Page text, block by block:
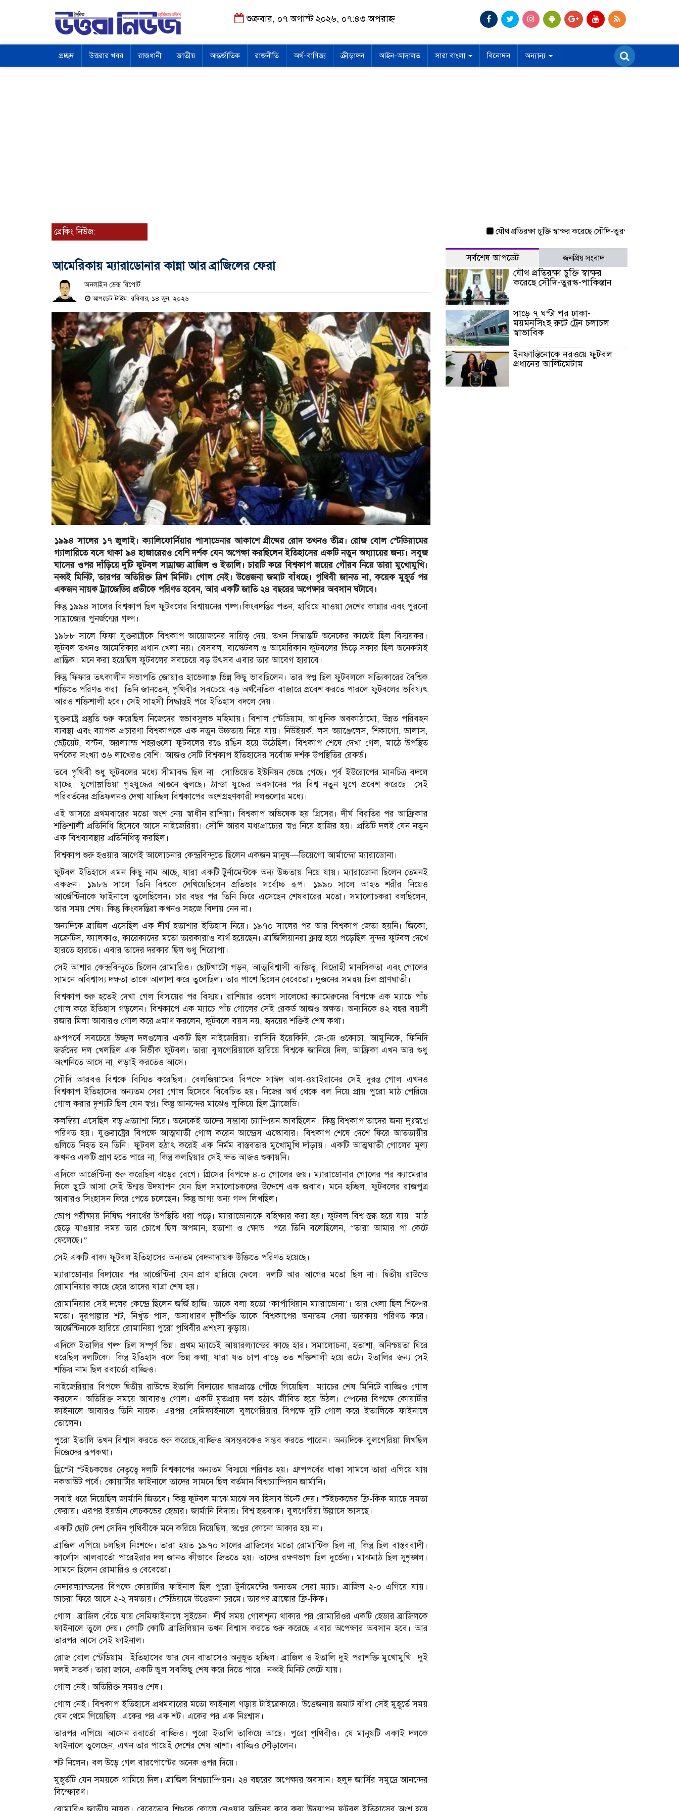
শুক্রবার, ০৭ অগাস্ট ২০২৬, ০৭:৪৩ অপরাহ্ন
প্রচ্ছদ উত্তরার খবর রাজধানী জাতীয় আন্তর্জাতিক রাজনীতি অর্থ-বাণিজ্য ক্রীড়াঙ্গন আইন-আদালত সারা বাংলা বিনোদন অন্যান্য
ব্রেকিং নিউজ: যৌথ প্রতিরক্ষা চুক্তি স্বাক্ষর করেছে সৌদি-তুরস্ক-পাকিস্তান
আমেরিকায় ম‍্যারাডোনার কান্না আর ব্রাজিলের ফেরা
অনলাইন ডেক্স রিপোর্ট
আপডেট টাইম: রবিবার, ১৪ জুন, ২০২৬
১৯৯৪ সালের ১৭ জুলাই। ক্যালিফোর্নিয়ার পাসাডেনার আকাশে গ্রীষ্মের রোদ তখনও তীব্র। রোজ বোল স্টেডিয়ামের
গ্যালারিতে বসে থাকা ৯৪ হাজারেরও বেশি দর্শক যেন অপেক্ষা করছিলেন ইতিহাসের একটি নতুন অধ্যায়ের জন্য। সবুজ
ঘাসের ওপর দাঁড়িয়ে দুটি ফুটবল সাম্রাজ্য ব্রাজিল ও ইতালি। চারটি করে বিশ্বকাপ জয়ের গৌরব নিয়ে তারা মুখোমুখি।
নব্বই মিনিট, তারপর অতিরিক্ত ত্রিশ মিনিট। গোল নেই। উত্তেজনা জমাট বাঁধছে। পৃথিবী জানত না, কয়েক মুহূর্ত পর
একজন নায়ক ট্র্যাজেডির প্রতীকে পরিণত হবেন, আর একটি জাতি ২৪ বছরের অপেক্ষার অবসান ঘটাবে।
কিন্তু ১৯৯৪ সালের বিশ্বকাপ ছিল ফুটবলের বিশ্বায়নের গল্প।কিংবদন্তির পতন, হারিয়ে যাওয়া দেশের কান্নার এবং পুরনো
সাম্রাজ্যের পুনর্জন্মের গল্প।
১৯৮৮ সালে ফিফা যুক্তরাষ্ট্রকে বিশ্বকাপ আয়োজনের দায়িত্ব দেয়, তখন সিদ্ধান্তটি অনেকের কাছেই ছিল বিস্ময়কর।
ফুটবল তখনও আমেরিকার প্রধান খেলা নয়। বেসবল, বাস্কেটবল ও আমেরিকান ফুটবলের ভিড়ে সকার ছিল অনেকটাই
প্রান্তিক। মনে করা হয়েছিল ফুটবলের সবচেয়ে বড় উৎসব এবার তার আবেগ হারাবে।
কিন্তু ফিফার তৎকালীন সভাপতি জোয়াও হাভেলাঞ্জ ভিন্ন কিছু ভাবছিলেন। তার স্বপ্ন ছিল ফুটবলকে সত্যিকারের বৈশ্বিক
শক্তিতে পরিণত করা। তিনি জানতেন, পৃথিবীর সবচেয়ে বড় অর্থনৈতিক বাজারে প্রবেশ করতে পারলে ফুটবলের ভবিষ্যৎ
আরও শক্তিশালী হবে। সেই সাহসী সিদ্ধান্তই পরে ইতিহাস বদলে দেয়।
যুক্তরাষ্ট্র প্রস্তুতি শুরু করেছিল নিজেদের স্বভাবসুলভ মহিমায়। বিশাল স্টেডিয়াম, আধুনিক অবকাঠামো, উন্নত পরিবহন
ব্যবস্থা এবং ব্যাপক প্রচারণা বিশ্বকাপকে এক নতুন উচ্চতায় নিয়ে যায়। নিউইয়র্ক, লস অ্যাঞ্জেলেস, শিকাগো, ডালাস,
ডেট্রয়েট, বস্টন, অরল্যান্ড শহরগুলো ফুটবলের রঙে রঙিন হয়ে উঠেছিল। বিশ্বকাপ শেষে দেখা গেল, মাঠে উপস্থিত
দর্শকের সংখ্যা ৩৬ লাখেরও বেশি। আজও সেটি বিশ্বকাপ ইতিহাসের সর্বোচ্চ দর্শক উপস্থিতির রেকর্ড।
তবে পৃথিবী শুধু ফুটবলের মধ‍্যে সীমাবদ্ধ ছিল না। সোভিয়েত ইউনিয়ন ভেঙে গেছে। পূর্ব ইউরোপের মানচিত্র বদলে
যাচ্ছে। যুগোস্লাভিয়া গৃহযুদ্ধের আগুনে জ্বলছে। ঠান্ডা যুদ্ধের অবসানের পর বিশ্ব নতুন যুগে প্রবেশ করেছে। সেই
পরিবর্তনের প্রতিফলনও দেখা যাচ্ছিল বিশ্বকাপের অংশগ্রহণকারী দলগুলোর মধ্যে।
এই আসরে প্রথমবারের মতো অংশ নেয় স্বাধীন রাশিয়া। বিশ্বকাপ অভিষেক হয় গ্রিসের। দীর্ঘ বিরতির পর আফ্রিকার
শক্তিশালী প্রতিনিধি হিসেবে আসে নাইজেরিয়া। সৌদি আরব মধ্যপ্রাচ্যের স্বপ্ন নিয়ে হাজির হয়। প্রতিটি দলই যেন নতুন
এক বিশ্বব্যবস্থার প্রতিনিধিত্ব করছিল।
বিশ্বকাপ শুরু হওয়ার আগেই আলোচনার কেন্দ্রবিন্দুতে ছিলেন একজন মানুষ—ডিয়েগো আর্মান্দো ম্যারাডোনা।
ফুটবল ইতিহাসে এমন কিছু নাম আছে, যারা একটি টুর্নামেন্টকে অন্য উচ্চতায় নিয়ে যায়। ম‍্যারাডোনা ছিলেন তেমনই
একজন। ১৯৮৬ সালে তিনি বিশ্বকে দেখিয়েছিলেন প্রতিভার সর্বোচ্চ রূপ। ১৯৯০ সালে আহত শরীর নিয়েও
আর্জেন্টিনাকে ফাইনালে তুলেছিলেন। চার বছর পর তিনি ফিরে এসেছেন শেষবারের মতো। সমালোচকরা বলছিলেন,
তার সময় শেষ। কিন্তু কিংবদন্তিরা কখনও সহজে বিদায় নেন না।
অন্যদিকে ব্রাজিল এসেছিল এক দীর্ঘ হতাশার ইতিহাস নিয়ে। ১৯৭০ সালের পর আর বিশ্বকাপ জেতা হয়নি। জিকো,
সক্রেটিস, ফ্যালকাও, কারেকাদের মতো তারকারাও ব্যর্থ হয়েছেন। ব্রাজিলিয়ানরা ক্লান্ত হয়ে পড়েছিল সুন্দর ফুটবল দেখে
হারতে হারতে। এবার তাদের দরকার ছিল শুধু শিরোপা।
সেই আশার কেন্দ্রবিন্দুতে ছিলেন রোমারিও। ছোটখাটো গড়ন, আত্মবিশ্বাসী ব্যক্তিত্ব, বিদ্রোহী মানসিকতা এবং গোলের
সামনে অবিশ্বাস্য দক্ষতা তাকে আলাদা করে তুলেছিল। তার পাশে ছিলেন বেবেতো। দুজনের সমন্বয় ছিল প্রাণঘাতী।
বিশ্বকাপ শুরু হতেই দেখা গেল বিস্ময়ের পর বিস্ময়। রাশিয়ার ওলেগ সালেঙ্কো ক্যামেরুনের বিপক্ষে এক ম্যাচে পাঁচ
গোল করে ইতিহাস গড়লেন। বিশ্বকাপে এক ম্যাচে পাঁচ গোলের সেই রেকর্ড আজও অক্ষত। অন্যদিকে ৪২ বছর বয়সী
রজার মিলা আবারও গোল করে প্রমাণ করলেন, ফুটবলে বয়স নয়, হৃদয়ের শক্তিই শেষ কথা।
গ্রুপপর্বে সবচেয়ে উজ্জ্বল দলগুলোর একটি ছিল নাইজেরিয়া। রাসিদি ইয়েকিনি, জে-জে ওকোচা, আমুনিকে, ফিনিদি
জর্জদের দল খেলছিল এক নির্ভীক ফুটবল। তারা বুলগেরিয়াকে হারিয়ে বিশ্বকে জানিয়ে দিল, আফ্রিকা এখন আর শুধু
অংশনিতে আসে না, লড়াই করতেও আসে।
সৌদি আরবও বিশ্বকে বিস্মিত করেছিল। বেলজিয়ামের বিপক্ষে সাঈদ আল-ওয়াইরানের সেই দুরন্ত গোল এখনও
বিশ্বকাপ ইতিহাসের অন্যতম সেরা গোল হিসেবে বিবেচিত হয়। নিজের অর্ধ থেকে বল নিয়ে প্রায় পুরো মাঠ পেরিয়ে
গোল করার দৃশ্যটি ছিল যেন স্বপ্ন। কিন্তু আনন্দের মাঝেও লুকিয়ে ছিল ট্র্যাজেডি।
কলম্বিয়া এসেছিল বড় প্রত্যাশা নিয়ে। অনেকেই তাদের সম্ভাব্য চ্যাম্পিয়ন ভাবছিলেন। কিন্তু বিশ্বকাপ তাদের জন্য দুঃস্বপ্নে
পরিণত হয়। যুক্তরাষ্ট্রের বিপক্ষে আত্মঘাতী গোল করেন আন্দ্রেস এস্কোবার। বিশ্বকাপ শেষে দেশে ফিরে আততায়ীর
গুলিতে নিহত হন তিনি। ফুটবল হঠাৎ করেই এক নির্মম বাস্তবতার মুখোমুখি দাঁড়ায়। একটি আত্মঘাতী গোলের মূল্য
কখনও একটি প্রাণ হতে পারে না, কিন্তু কলম্বিয়ার সেই ক্ষত আজও শুকায়নি।
এদিকে আর্জেন্টিনা শুরু করেছিল ঝড়ের বেগে। গ্রিসের বিপক্ষে ৪-০ গোলের জয়। ম‍্যারাডোনার গোলের পর ক্যামেরার
দিকে ছুটে আসা সেই উন্মত্ত উদযাপন যেন ছিল সমালোচকদের উদ্দেশে এক জবাব। মনে হচ্ছিল, ফুটবলের রাজপুত্র
আবারও সিংহাসন ফিরে পেতে চলেছেন। কিন্তু ভাগ্য অন্য গল্প লিখছিল।
ডোপ পরীক্ষায় নিষিদ্ধ পদার্থের উপস্থিতি ধরা পড়ে। ম‍্যারাডোনাকে বহিষ্কার করা হয়। ফুটবল বিশ্ব স্তব্ধ হয়ে যায়। মাঠ
ছেড়ে যাওয়ার সময় তার চোখে ছিল অপমান, হতাশা ও ক্ষোভ। পরে তিনি বলেছিলেন, “তারা আমার পা কেটে
ফেলেছে।”
সেই একটি বাক্য ফুটবল ইতিহাসের অন্যতম বেদনাদায়ক উক্তিতে পরিণত হয়েছে।
ম‍্যারাডোনার বিদায়ের পর আর্জেন্টিনা যেন প্রাণ হারিয়ে ফেলে। দলটি আর আগের মতো ছিল না। দ্বিতীয় রাউন্ডে
রোমানিয়ার কাছে হেরে তাদের যাত্রা শেষ হয়।
রোমানিয়ার সেই দলের কেন্দ্রে ছিলেন জর্জি হাজি। তাকে বলা হতো ‘কার্পাথিয়ান ম‍্যারাডোনা’। তার খেলা ছিল শিল্পের
মতো। দূরপাল্লার শট, নিখুঁত পাস, অসাধারণ দৃষ্টিশক্তি তাকে বিশ্বকাপের অন্যতম সেরা তারকায় পরিণত করে।
আর্জেন্টিনাকে হারিয়ে রোমানিয়া পুরো পৃথিবীর প্রশংসা কুড়ায়।
এদিকে ইতালির গল্প ছিল সম্পূর্ণ ভিন্ন। প্রথম ম্যাচেই আয়ারল্যান্ডের কাছে হার। সমালোচনা, হতাশা, অনিশ্চয়তা ঘিরে
ধরেছিল দলটিকে। কিন্তু ইতিহাস বলে ভিন্ন কথা, যারা যত চাপ বাড়ে তত শক্তিশালী হয়ে ওঠে। ইতালির জন্য সেই
শক্তির নাম ছিল রবার্তো বাজ্জিও।
নাইজেরিয়ার বিপক্ষে দ্বিতীয় রাউন্ডে ইতালি বিদায়ের দ্বারপ্রান্তে পৌঁছে গিয়েছিল। ম্যাচের শেষ মিনিটে বাজ্জিও গোল
করলেন। অতিরিক্ত সময়ে আবারও গোল। একটি মৃতপ্রায় দল হঠাৎ জীবিত হয়ে উঠল। স্পেনের বিপক্ষে কোয়ার্টার
ফাইনালে আবারও তিনি নায়ক। এরপর সেমিফাইনালে বুলগেরিয়ার বিপক্ষে দুটি গোল করে ইতালিকে ফাইনালে
তোলেন।
পুরো ইতালি তখন বিশ্বাস করতে শুরু করেছে,বাজ্জিও অসম্ভবকেও সম্ভব করতে পারেন। অন্যদিকে বুলগেরিয়া লিখছিল
নিজেদের রূপকথা।
হ্রিস্টো স্টইচকভের নেতৃত্বে দলটি বিশ্বকাপের অন্যতম বিস্ময়ে পরিণত হয়। গ্রুপপর্বের ধাক্কা সামলে তারা এগিয়ে যায়
নকআউট পর্বে। কোয়ার্টার ফাইনালে তাদের সামনে ছিল বর্তমান বিশ্বচ্যাম্পিয়ন জার্মানি।
সবাই ধরে নিয়েছিল জার্মানি জিতবে। কিন্তু ফুটবল মাঝে মাঝে সব হিসাব উল্টে দেয়। স্টইচকভের ফ্রি-কিক ম্যাচে সমতা
ফেরায়। এরপর ইয়র্ডান লেচকভের হেডার। জার্মানি বিদায়। বিশ্ব হতবাক। বুলগেরিয়া উল্লাসে ভাসছে।
একটি ছোট দেশ সেদিন পৃথিবীকে মনে করিয়ে দিয়েছিল, স্বপ্নের কোনো আকার হয় না।
ব্রাজিল এগিয়ে চলছিল নিঃশব্দে। তারা হয়ত ১৯৭০ সালের ব্রাজিলের মতো রোমান্টিক ছিল না, কিন্তু ছিল বাস্তববাদী।
কার্লোস আলবার্তো পারেইরার দল জানত কীভাবে জিততে হয়। তাদের রক্ষণভাগ ছিল দুর্ভেদ্য। মাঝমাঠ ছিল সুশৃঙ্খল।
সামনে ছিলেন রোমারিও ও বেবেতো।
নেদারল্যান্ডসের বিপক্ষে কোয়ার্টার ফাইনাল ছিল পুরো টুর্নামেন্টের অন্যতম সেরা ম্যাচ। ব্রাজিল ২-০ এগিয়ে যায়।
ডাচরা ফিরে আসে ২-২ সমতায়। স্টেডিয়ামে উত্তেজনা চরমে। তারপর ব্রাঙ্কোর ফ্রি-কিক।
গোল। ব্রাজিল বেঁচে যায় সেমিফাইনালে সুইডেন। দীর্ঘ সময় গোলশূন্য থাকার পর রোমারিওর একটি হেডার ব্রাজিলকে
ফাইনালে তুলে দেয়। কোটি কোটি ব্রাজিলিয়ান তখন বিশ্বাস করতে শুরু করেছে এবার অপেক্ষার অবসান হবে। আর
তারপর আসে সেই ফাইনাল।
রোজ বোল স্টেডিয়াম। ইতিহাসের ভার যেন বাতাসেও অনুভূত হচ্ছিল। ব্রাজিল ও ইতালি দুই পরাশক্তি মুখোমুখি। দুই
দলই সতর্ক। তারা জানে, একটি ভুল সবকিছু শেষ করে দিতে পারে। নব্বই মিনিট কেটে যায়।
গোল নেই। অতিরিক্ত সময়ও শেষ।
গোল নেই। বিশ্বকাপ ইতিহাসে প্রথমবারের মতো ফাইনাল গড়ায় টাইব্রেকারে। উত্তেজনায় জমাট বাঁধা সেই মুহূর্তে সময়
যেন থেমে গিয়েছিল। একের পর এক শট। একের পর এক নিঃশ্বাস।
তারপর এগিয়ে আসেন রবার্তো বাজ্জিও। পুরো ইতালি তাকিয়ে আছে। পুরো পৃথিবীও। যে মানুষটি একাই দলকে
ফাইনালে তুলেছেন, এখন তার পায়েই দেশের শেষ আশা। বাজ্জিও দৌড়ালেন।
শট নিলেন। বল উড়ে গেল বারপোস্টের অনেক ওপর দিয়ে।
মুহূর্তটি যেন সময়কে থামিয়ে দিল। ব্রাজিল বিশ্বচ্যাম্পিয়ন। ২৪ বছরের অপেক্ষার অবসান। হলুদ জার্সির সমুদ্রে আনন্দের
বিস্ফোরণ।
সর্বশেষ আপডেট জনপ্রিয় সংবাদ
যৌথ প্রতিরক্ষা চুক্তি স্বাক্ষর
করেছে সৌদি-তুরস্ক-পাকিস্তান
সাড়ে ৭ ঘণ্টা পর ঢাকা-
ময়মনসিংহ রুটে ট্রেন চলাচল
স্বাভাবিক
ইনফান্তিনোকে নরওয়ে ফুটবল
প্রধানের আল্টিমেটাম